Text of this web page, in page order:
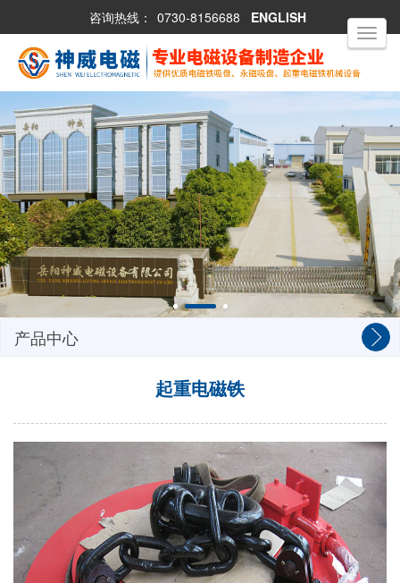
咨询热线： 0730-8156688 ENGLISH
产品中心
起重电磁铁
Toggle